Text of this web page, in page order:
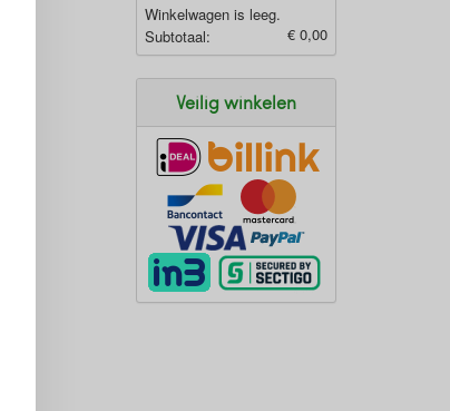
Winkelwagen is leeg.
Subtotaal:
€ 0,00
Veilig winkelen